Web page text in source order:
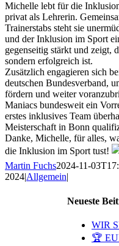
Michelle lebt für die
privat als Lehrerin.
Trainerstabs steht sie
und der Inklusion im Sport
gegenseitig stärkt und zeigt,
sondern erfolgreich ist.
Zusätzlich engagieren sich
deutschen Bundesverband,
fördern und weiter
Maniacs bundesweit ein
erstes inklusives Team
Meisterschaft in Bonn
Danke, Michelle, für alles,
die Inklusion im Sport tust!
Martin Fuchs2024-11-
2024|Allgemein|
Neueste
WIR
🏆